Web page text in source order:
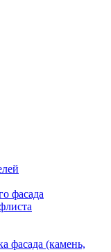
фасада
фасада (камень,